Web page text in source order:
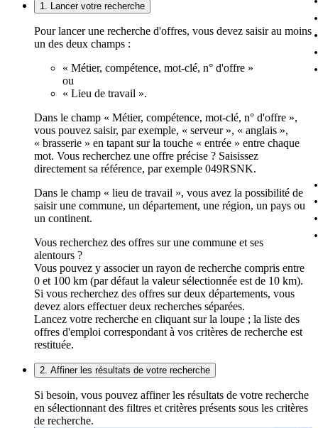
1. Lancer votre recherche
Pour lancer une recherche d'offres, vous devez saisir au moins
un des deux champs :
« Métier, compétence, mot-clé, n° d'offre »
ou
« Lieu de travail ».
Dans le champ « Métier, compétence, mot-clé, n° d'offre »,
vous pouvez saisir, par exemple, « serveur », « anglais »,
« brasserie » en tapant sur la touche « entrée » entre chaque
mot. Vous recherchez une offre précise ? Saisissez
directement sa référence, par exemple 049RSNK.
Dans le champ « lieu de travail », vous avez la possibilité de
saisir une commune, un département, une région, un pays ou
un continent.
Vous recherchez des offres sur une commune et ses
alentours ?
Vous pouvez y associer un rayon de recherche compris entre
0 et 100 km (par défaut la valeur sélectionnée est de 10 km).
Si vous recherchez des offres sur deux départements, vous
devez alors effectuer deux recherches séparées.
Lancez votre recherche en cliquant sur la loupe ; la liste des
offres d'emploi correspondant à vos critères de recherche est
restituée.
2. Affiner les résultats de votre recherche
Si besoin, vous pouvez affiner les résultats de votre recherche
en sélectionnant des filtres et critères présents sous les critères
de recherche.